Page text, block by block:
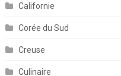
Californie
Corée du Sud
Creuse
Culinaire